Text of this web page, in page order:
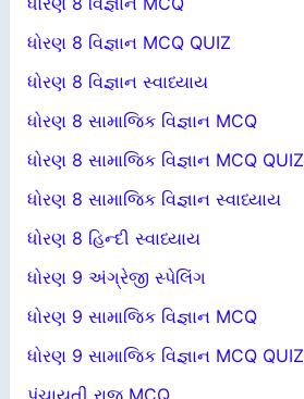
ધોરણ 8 વિજ્ઞાન MCQ QUIZ
ધોરણ 8 વિજ્ઞાન સ્વાધ્યાય
ધોરણ 8 સામાજિક વિજ્ઞાન MCQ
ધોરણ 8 સામાજિક વિજ્ઞાન MCQ QUIZ
ધોરણ 8 સામાજિક વિજ્ઞાન સ્વાધ્યાય
ધોરણ 8 હિન્દી સ્વાધ્યાય
ધોરણ 9 અંગ્રેજી સ્પેલિંગ
ધોરણ 9 સામાજિક વિજ્ઞાન MCQ
ધોરણ 9 સામાજિક વિજ્ઞાન MCQ QUIZ
પંચાયતી રાજ MCQ